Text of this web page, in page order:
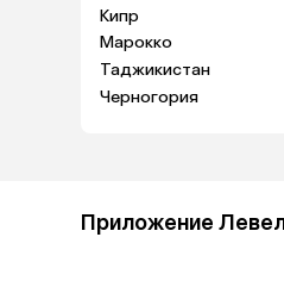
Кипр
Марокко
Таджикистан
Черногория
Приложение